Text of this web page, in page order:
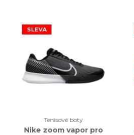
SLEVA
Tenisové boty
Nike zoom vapor pro